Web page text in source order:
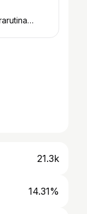
21.3k
14.31%